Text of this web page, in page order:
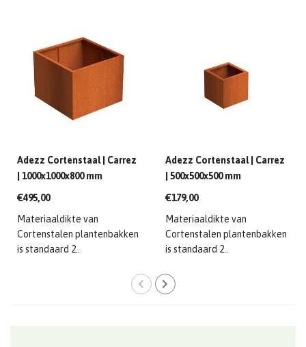
Adezz Cortenstaal | Carrez
| 1000x1000x800 mm
€495,00
Materiaaldikte van
Cortenstalen plantenbakken
is standaard 2..
Adezz Cortenstaal | Carrez
| 500x500x500 mm
€179,00
Materiaaldikte van
Cortenstalen plantenbakken
is standaard 2..